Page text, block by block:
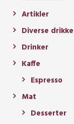
Artikler
Diverse drikke
Drinker
Kaffe
Espresso
Mat
Desserter